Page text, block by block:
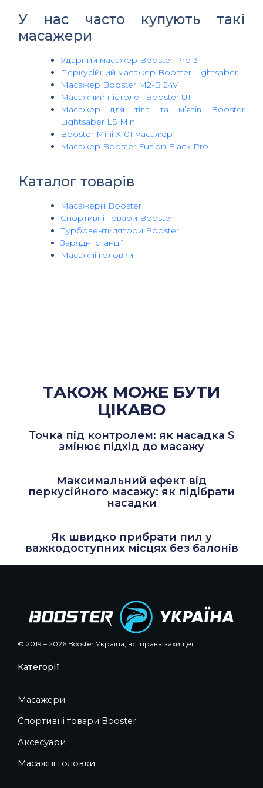
У нас часто купують такі
масажери
Ударний масажер Booster Pro 3
Перкусійний масажер Booster Lightsaber
Масажер Booster M2-B 24V
Масажний пістолет Booster U1
Масажер для тіла та м’язів Booster
Lightsaber LS Mini
Booster Mini X-01 масажер
Масажер Booster Fusion Black Pro
Каталог товарів
Масажери Booster
Спортивні товари Booster
Турбовентилятори Booster
Зарядні станції
Масажні головки
ТАКОЖ МОЖЕ БУТИ
ЦІКАВО
Точка під контролем: як насадка S
змінює підхід до масажу
Максимальний ефект від
перкусійного масажу: як підібрати
насадки
Як швидко прибрати пил у
важкодоступних місцях без балонів
© 2019 – 2026 Booster Україна, всі права захищені
Категорії
Масажери
Спортивні товари Booster
Аксесуари
Масажні головки